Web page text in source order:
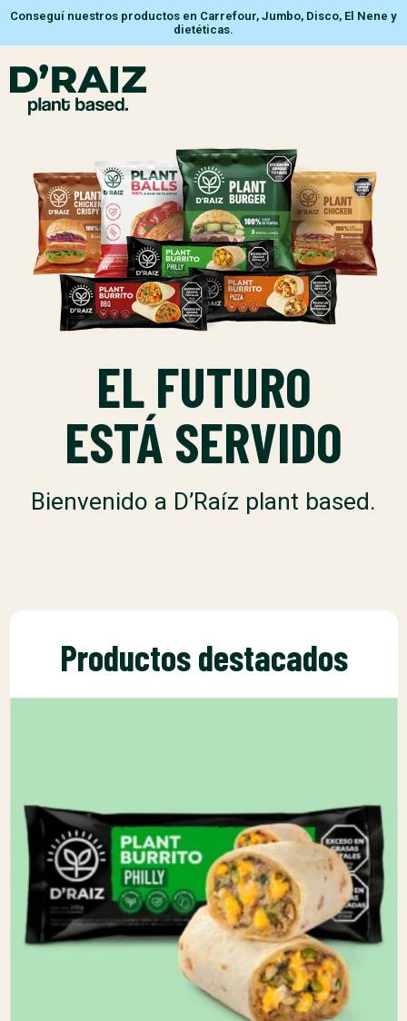
Conseguí nuestros productos en Carrefour, Jumbo, Disco, El Nene y
dietéticas.
EL FUTURO
ESTÁ SERVIDO
Bienvenido a D’Raíz plant based.
Productos destacados